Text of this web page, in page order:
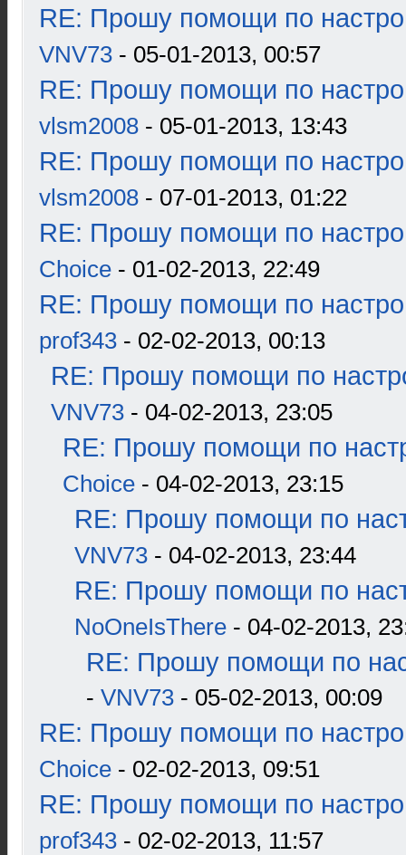
RE: Прошу помощи по
VNV73 - 05-01-2013, 00:57
RE: Прошу помощи по
vlsm2008 - 05-01-2013, 13:43
RE: Прошу помощи по
vlsm2008 - 07-01-2013, 01:22
RE: Прошу помощи по
Choice - 01-02-2013, 22:49
RE: Прошу помощи по
prof343 - 02-02-2013, 00:13
RE: Прошу помощи по
VNV73 - 04-02-2013, 23:05
RE: Прошу помощи по
Choice - 04-02-2013, 23:15
RE: Прошу помощи по
VNV73 - 04-02-2013, 23:44
RE: Прошу помощи по
NoOneIsThere - 04-02-2013,
RE: Прошу помощи по
- VNV73 - 05-02-2013, 00:09
RE: Прошу помощи по
Choice - 02-02-2013, 09:51
RE: Прошу помощи по
prof343 - 02-02-2013, 11:57